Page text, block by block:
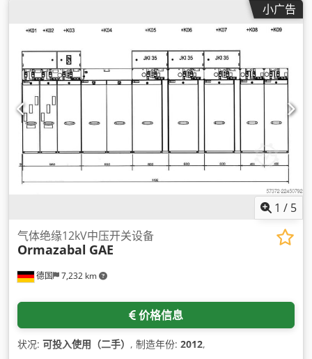
小广告
1 / 5
德国 7,232 km
气体绝缘12kV中压开关设备
Ormazabal GAE
价格信息
状况: 可投入使用（二手） , 制造年份: 2012,